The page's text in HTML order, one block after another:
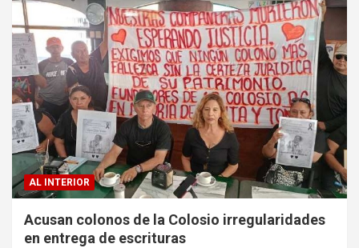
AL INTERIOR
Acusan colonos de la Colosio irregularidades
en entrega de escrituras